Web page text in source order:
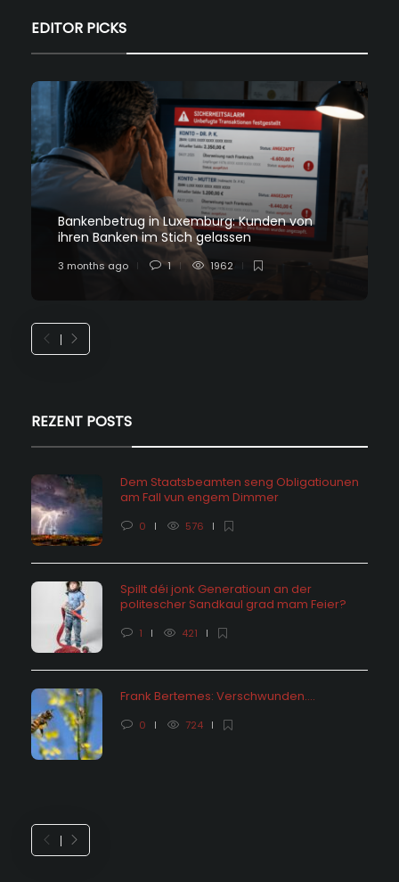
EDITOR PICKS
Bankenbetrug in Luxemburg: Kunden von
ihren Banken im Stich gelassen
3 months ago 1 1962
REZENT POSTS
Dem Staatsbeamten seng Obligatiounen
am Fall vun engem Dimmer
0 576
Spillt déi jonk Generatioun an der
politescher Sandkaul grad mam Feier?
1 421
Frank Bertemes: Verschwunden….
0 724